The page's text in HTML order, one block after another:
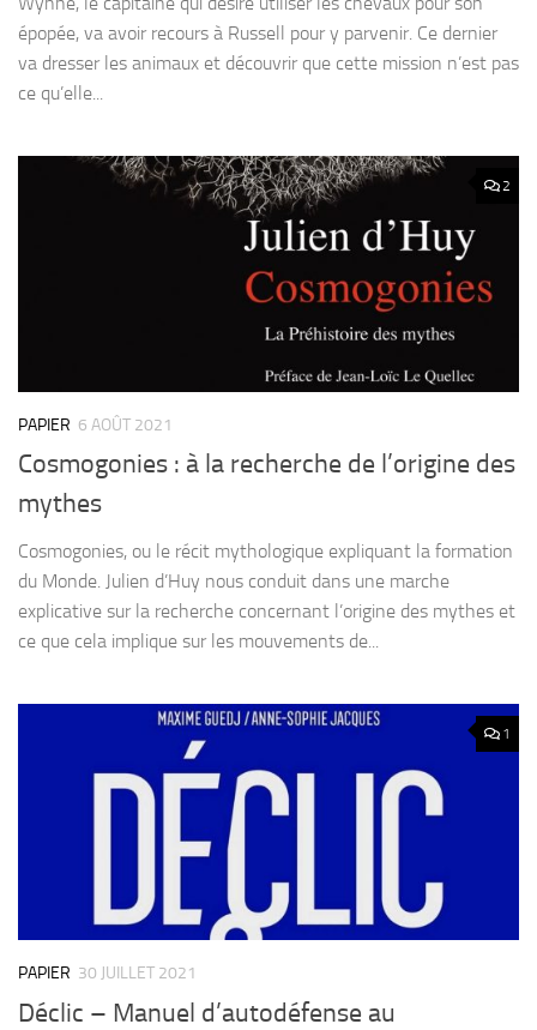
épopée, va avoir recours à Russell pour y parvenir. Ce dernier
va dresser les animaux et découvrir que cette mission n’est pas
ce qu’elle...
2
PAPIER 6 AOÛT 2021
Cosmogonies : à la recherche de l’origine des
mythes
Cosmogonies, ou le récit mythologique expliquant la formation
du Monde. Julien d’Huy nous conduit dans une marche
explicative sur la recherche concernant l’origine des mythes et
ce que cela implique sur les mouvements de...
1
PAPIER 30 JUILLET 2021
Déclic – Manuel d’autodéfense au